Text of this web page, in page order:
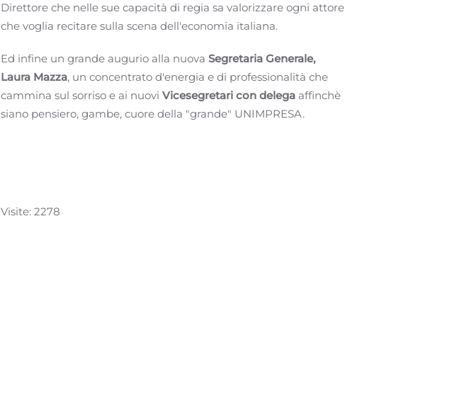
Direttore che nelle sue capacità di regia sa valorizzare ogni attore
che voglia recitare sulla scena dell'economia italiana.
Ed infine un grande augurio alla nuova Segretaria Generale,
Laura Mazza, un concentrato d'energia e di professionalità che
cammina sul sorriso e ai nuovi Vicesegretari con delega affinchè
siano pensiero, gambe, cuore della "grande" UNIMPRESA.
Visite: 2278